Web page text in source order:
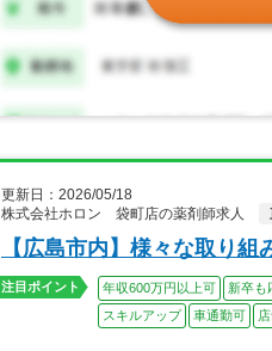
更新日：2026/05/18
株式会社ホロン 袋町店の薬剤師求人
【広島市内】様々な取り
注目ポイント 年収600万円以上可 新卒も
スキルアップ
車通勤可